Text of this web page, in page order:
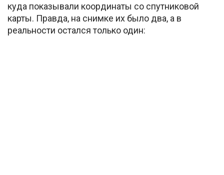
куда показывали координаты со спутниковой
карты. Правда, на снимке их было два, а в
реальности остался только один: